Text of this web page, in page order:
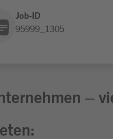
Job-ID
95999_1305
–